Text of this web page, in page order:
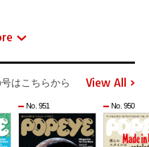
はこちらから View All
No. 951 No. 950